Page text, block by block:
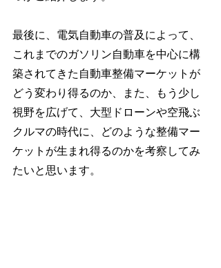
最後に、電気自動車の普及によって、
これまでのガソリン自動車を中心に構
築されてきた自動車整備マーケットが
どう変わり得るのか、また、もう少し
視野を広げて、大型ドローンや空飛ぶ
クルマの時代に、どのような整備マー
ケットが生まれ得るのかを考察してみ
たいと思います。